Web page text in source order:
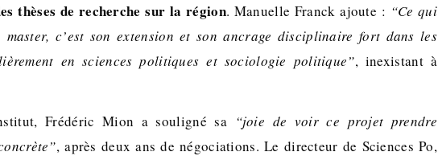
thèses de recherche sur la région. Manuelle Franck ajoute : “Ce qui
c’est son extension et son ancrage disciplinaire fort dans les
en sciences politiques et sociologie politique”, inexistant à
Frédéric Mion a souligné sa “joie de voir ce projet prendre
, après deux ans de négociations. Le directeur de Sciences Po,